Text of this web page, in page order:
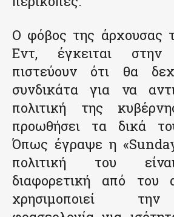
Ο φόβος της άρχουσας
Εντ, έγκειται
πιστεύουν ότι θα
συνδικάτα για να
πολιτική της
προωθήσει τα δικά
Όπως έγραψε η
πολιτική του
διαφορετική από του
χρησιμοποιεί